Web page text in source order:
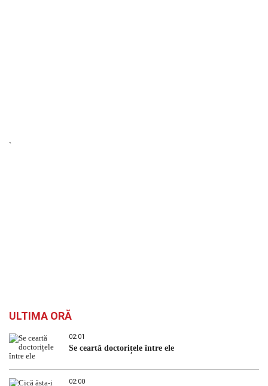
`
ULTIMA ORĂ
02:01
Se ceartă doctorițele între ele
02:00